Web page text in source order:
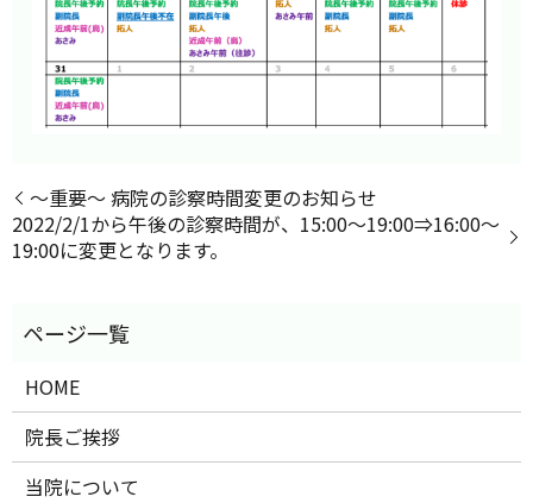
〜重要〜 病院の診察時間変更のお知らせ
2022/2/1から午後の診察時間が、15:00～19:00⇒16:00～
19:00に変更となります。
HOME
院長ご挨拶
当院について